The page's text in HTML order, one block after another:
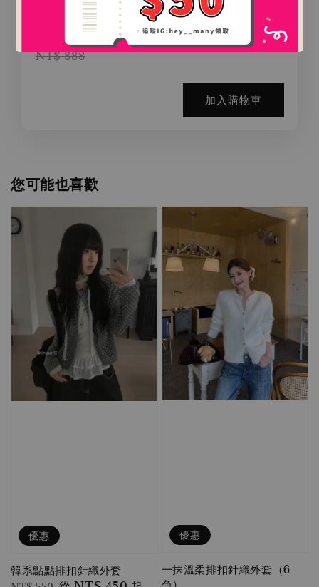
NT$ 0
NT$ 888
- +
加入購物車
您可能也喜歡
優惠
韓系點點排扣針織外套
優惠
一抹溫柔排扣針織外套（6
色）